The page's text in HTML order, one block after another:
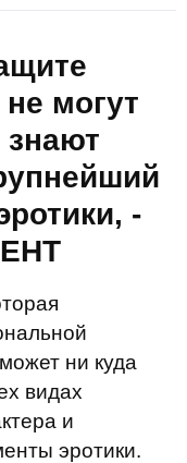
могут
знают
-
ни куда
видах
и
эротики.